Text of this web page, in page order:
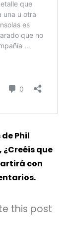
Phil
que
con
this post